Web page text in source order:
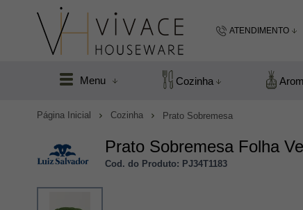
ATENDIMENTO
Menu Cozinha
Página Inicial Cozinha Prato Sobremesa
Prato Sobremesa Folha
Cod. do Produto: PJ34T1183